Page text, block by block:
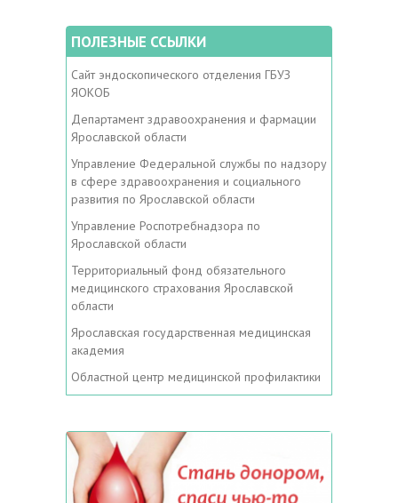
ПОЛЕЗНЫЕ ССЫЛКИ
Сайт эндоскопического отделения ГБУЗ
ЯОКОБ
Департамент здравоохранения и фармации
Ярославской области
Управление Федеральной службы по надзору
в сфере здравоохранения и социального
развития по Ярославской области
Управление Роспотребнадзора по
Ярославской области
Территориальный фонд обязательного
медицинского страхования Ярославской
области
Ярославская государственная медицинская
академия
Областной центр медицинской профилактики